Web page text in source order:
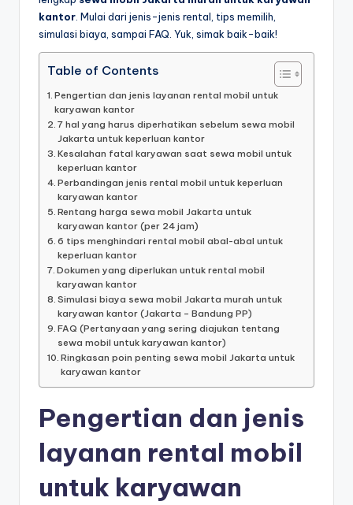
kantor. Mulai dari jenis-jenis rental, tips memilih,
simulasi biaya, sampai FAQ. Yuk, simak baik-baik!
Table of Contents
Pengertian dan jenis layanan rental mobil untuk
karyawan kantor
7 hal yang harus diperhatikan sebelum sewa mobil
Jakarta untuk keperluan kantor
Kesalahan fatal karyawan saat sewa mobil untuk
keperluan kantor
Perbandingan jenis rental mobil untuk keperluan
karyawan kantor
Rentang harga sewa mobil Jakarta untuk
karyawan kantor (per 24 jam)
6 tips menghindari rental mobil abal-abal untuk
keperluan kantor
Dokumen yang diperlukan untuk rental mobil
karyawan kantor
Simulasi biaya sewa mobil Jakarta murah untuk
karyawan kantor (Jakarta – Bandung PP)
FAQ (Pertanyaan yang sering diajukan tentang
sewa mobil untuk karyawan kantor)
Ringkasan poin penting sewa mobil Jakarta untuk
karyawan kantor
Pengertian dan jenis
layanan rental mobil
untuk karyawan